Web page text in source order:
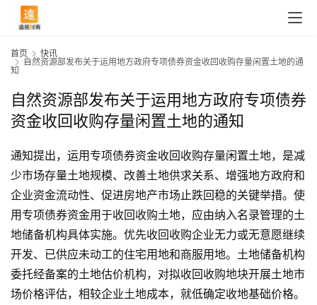
首页
快讯
自然资源部发布关于运用地方政府专项债券资金收回收购存量闲置土地的通
知
自然资源部发布关于运用地方政府专项债券
资金收回收购存量闲置土地的通知
通知提出，运用专项债券资金收回收购存量闲置土地，是减
少市场存量土地规模、改善土地供求关系、增强地方政府和
企业资金流动性、促进房地产市场止跌回稳的关键举措。使
用专项债券资金用于收回收购土地，应由纳入名录管理的土
地储备机构具体实施。优先收回收购企业无力或无意愿继续
开发、已供应未动工的住宅用地和商服用地。土地储备机构
委托经备案的土地估价机构，对拟收回收购地块开展土地市
场价格评估，相较企业土地成本，就低确定收地基础价格。